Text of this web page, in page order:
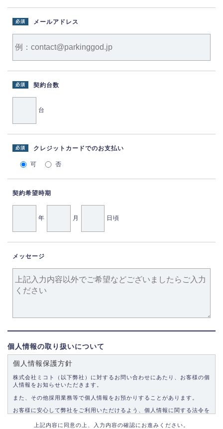
メールアドレス
必須
契約台数
必須
台
クレジットカードでのお支払い
必須
可 否
契約希望時期
年 月 日頃
メッセージ
個人情報の取り扱いについて
個人情報保護方針
株式会社ミコト（以下弊社）に対するお問い合わせにあたり、お客様の個
人情報をお知らせいただきます。
また、その他採用業務等で個人情報をお預かりすることがあります。
お客様に安心して弊社をご利用いただけるよう、個人情報に関する法令を
上記内容に同意の上、入力内容の確認にお進みください。